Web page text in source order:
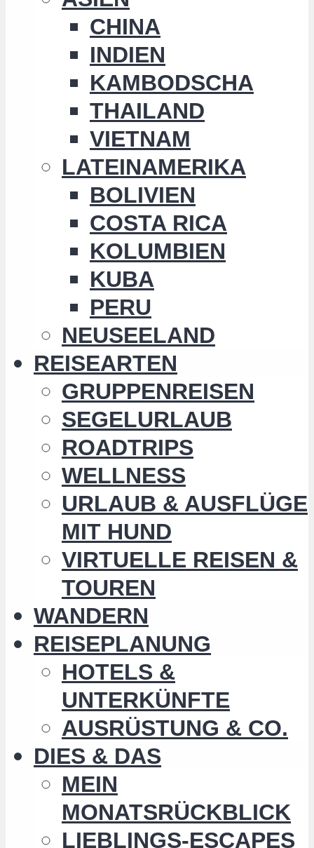
CHINA
INDIEN
KAMBODSCHA
THAILAND
VIETNAM
LATEINAMERIKA
BOLIVIEN
COSTA RICA
KOLUMBIEN
KUBA
PERU
NEUSEELAND
REISEARTEN
GRUPPENREISEN
SEGELURLAUB
ROADTRIPS
WELLNESS
URLAUB & AUSFLÜGE
MIT HUND
VIRTUELLE REISEN &
TOUREN
WANDERN
REISEPLANUNG
HOTELS &
UNTERKÜNFTE
AUSRÜSTUNG & CO.
DIES & DAS
MEIN
MONATSRÜCKBLICK
LIEBLINGS-ESCAPES